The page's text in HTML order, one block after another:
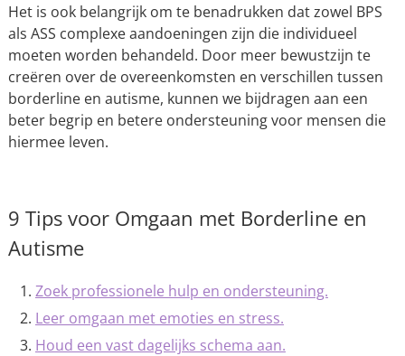
Het is ook belangrijk om te benadrukken dat zowel BPS
als ASS complexe aandoeningen zijn die individueel
moeten worden behandeld. Door meer bewustzijn te
creëren over de overeenkomsten en verschillen tussen
borderline en autisme, kunnen we bijdragen aan een
beter begrip en betere ondersteuning voor mensen die
hiermee leven.
9 Tips voor Omgaan met Borderline en
Autisme
Zoek professionele hulp en ondersteuning.
Leer omgaan met emoties en stress.
Houd een vast dagelijks schema aan.